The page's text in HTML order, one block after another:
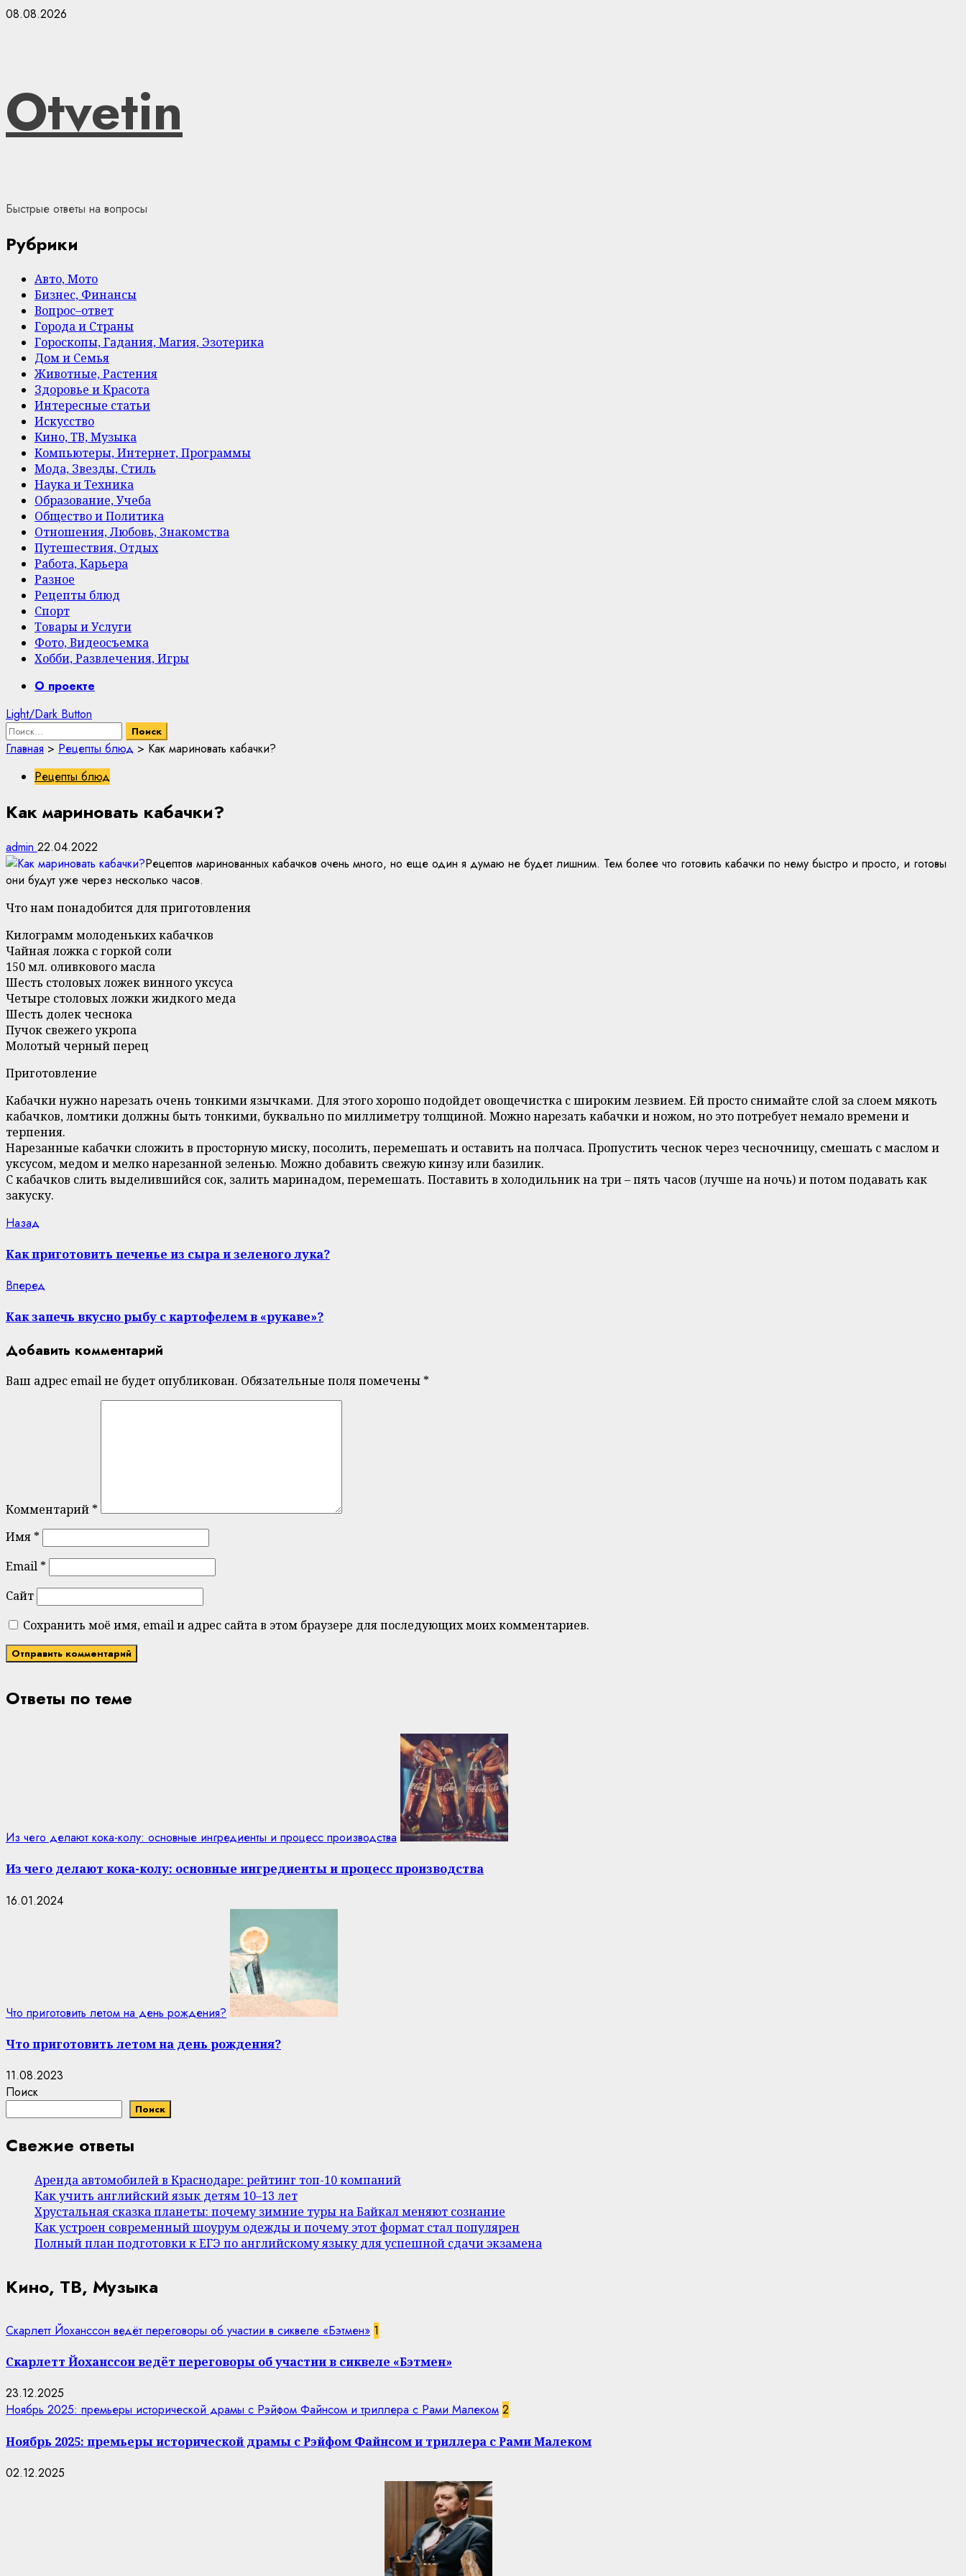
Skip
08.08.2026
Otvetin
Быстрые ответы на вопросы
Рубрики
Авто, Мото
Бизнес, Финансы
Вопрос–ответ
Города и Страны
Гороскопы, Гадания, Магия, Эзотерика
Дом и Семья
Животные, Растения
Здоровье и Красота
Интересные статьи
Искусство
Кино, ТВ, Музыка
Компьютеры, Интернет, Программы
Мода, Звезды, Стиль
Наука и Техника
Образование, Учеба
Общество и Политика
Отношения, Любовь, Знакомства
Путешествия, Отдых
Работа, Карьера
Разное
Рецепты блюд
Спорт
Товары и Услуги
Фото, Видеосъемка
Хобби, Развлечения, Игры
PrimaryО проекте
Light/Dark Button
Найти:
Главная > Рецепты блюд > Как мариновать кабачки?
Рецепты блюд
Как мариновать кабачки?
admin 22.04.2022
Рецептов маринованных кабачков очень много, но еще один я думаю не будет лишним. Тем более что готовить кабачки по нему быстро и просто, и готовы
они будут уже через несколько часов.
Что нам понадобится для приготовления
Килограмм молоденьких кабачков
Чайная ложка с горкой соли
150 мл. оливкового масла
Шесть столовых ложек винного уксуса
Четыре столовых ложки жидкого меда
Шесть долек чеснока
Пучок свежего укропа
Молотый черный перец
Приготовление
Кабачки нужно нарезать очень тонкими язычками. Для этого хорошо подойдет овощечистка с широким лезвием. Ей просто снимайте слой за слоем мякоть
кабачков, ломтики должны быть тонкими, буквально по миллиметру толщиной. Можно нарезать кабачки и ножом, но это потребует немало времени и
терпения.
Нарезанные кабачки сложить в просторную миску, посолить, перемешать и оставить на полчаса. Пропустить чеснок через чесночницу, смешать с маслом и
уксусом, медом и мелко нарезанной зеленью. Можно добавить свежую кинзу или базилик.
С кабачков слить выделившийся сок, залить маринадом, перемешать. Поставить в холодильник на три – пять часов (лучше на ночь) и потом подавать как
закуску.
Continue
Reading
Назад
Как приготовить печенье из сыра и зеленого лука?
Вперед
Как запечь вкусно рыбу с картофелем в «рукаве»?
Добавить комментарий
Ваш адрес email не будет опубликован. Обязательные поля помечены *
Комментарий *
Имя *
Email *
Сайт
Сохранить моё имя, email и адрес сайта в этом браузере для последующих моих комментариев.
Ответы по теме
Из чего делают кока-колу: основные ингредиенты и процесс производства
Из чего делают кока-колу: основные ингредиенты и процесс производства
16.01.2024
Что приготовить летом на день рождения?
Что приготовить летом на день рождения?
11.08.2023
Поиск
Поиск
Свежие ответы
Аренда автомобилей в Краснодаре: рейтинг топ-10 компаний
Как учить английский язык детям 10–13 лет
Хрустальная сказка планеты: почему зимние туры на Байкал меняют сознание
Как устроен современный шоурум одежды и почему этот формат стал популярен
Полный план подготовки к ЕГЭ по английскому языку для успешной сдачи экзамена
Кино, ТВ, Музыка
Скарлетт Йоханссон ведёт переговоры об участии в сиквеле «Бэтмен» 1
Скарлетт Йоханссон ведёт переговоры об участии в сиквеле «Бэтмен»
23.12.2025
Ноябрь 2025: премьеры исторической драмы с Рэйфом Файнсом и триллера с Рами Малеком 2
Ноябрь 2025: премьеры исторической драмы с Рэйфом Файнсом и триллера с Рами Малеком
02.12.2025